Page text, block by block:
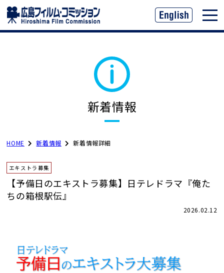
新着情報
HOME 新着情報 新着情報詳細
エキストラ募集
【予備日のエキストラ募集】日テレドラマ『俺た
ちの箱根駅伝』
2026.02.12